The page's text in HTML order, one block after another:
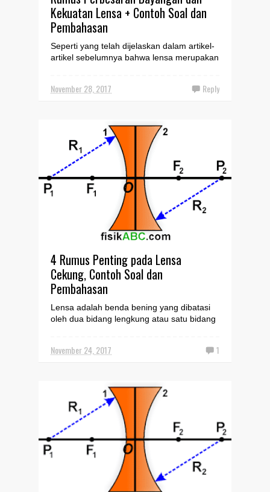
Kekuatan Lensa + Contoh Soal dan
Pembahasan
Seperti yang telah dijelaskan dalam artikel-
artikel sebelumnya bahwa lensa merupakan
November 28, 2017 Reply
4 Rumus Penting pada Lensa
Cekung, Contoh Soal dan
Pembahasan
Lensa adalah benda bening yang dibatasi
oleh dua bidang lengkung atau satu bidang
November 24, 2017 1